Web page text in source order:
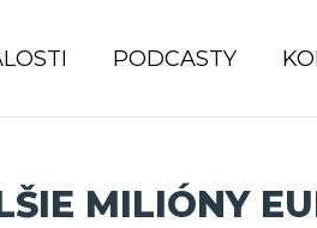
PODCASTY
MILIÓNY